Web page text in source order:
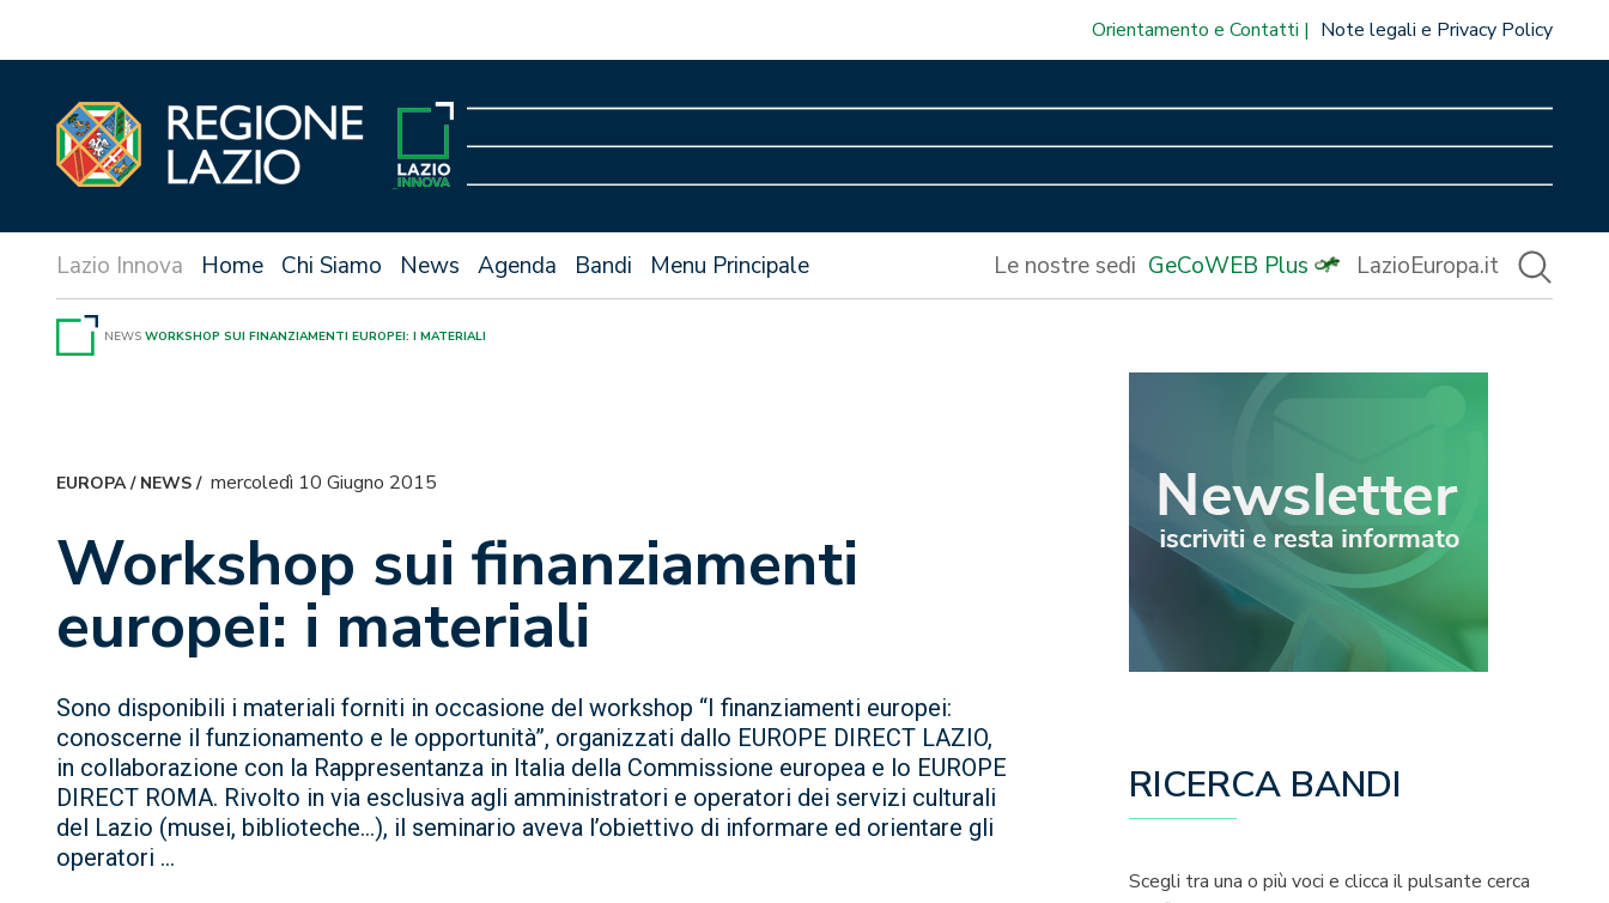
Orientamento e Contatti Note legali e Privacy Policy
Home Chi Siamo News Agenda Bandi Menu Principale Le nostre sedi GeCoWEB Plus LazioEuropa.it
NEWS WORKSHOP SUI FINANZIAMENTI EUROPEI: I MATERIALI
EUROPA/ NEWS/ mercoledì 10 Giugno 2015
Workshop sui finanziamenti
europei: i materiali
Sono disponibili i materiali forniti in occasione del workshop “I finanziamenti europei:
conoscerne il funzionamento e le opportunità”, organizzati dallo EUROPE DIRECT LAZIO,
in collaborazione con la Rappresentanza in Italia della Commissione europea e lo EUROPE
DIRECT ROMA. Rivolto in via esclusiva agli amministratori e operatori dei servizi culturali
del Lazio (musei, biblioteche…), il seminario aveva l’obiettivo di informare ed orientare gli
operatori ...
RICERCA BANDI
Scegli tra una o più voci e clicca il pulsante cerca